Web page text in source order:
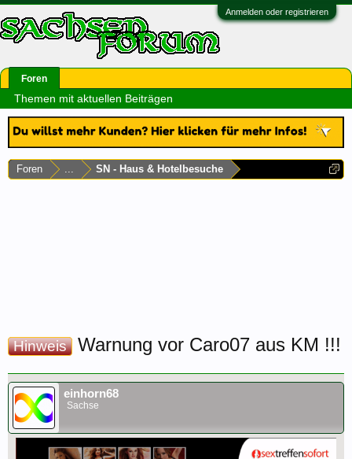
Anmelden oder registrieren
Foren ... SN - Haus & Hotelbesuche
Hinweis Warnung vor Caro07 aus KM !!!
einhorn68
Sachse
Foren
Themen mit aktuellen Beiträgen